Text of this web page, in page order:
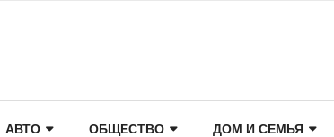
АВТО ОБЩЕСТВО ДОМ И СЕМЬЯ